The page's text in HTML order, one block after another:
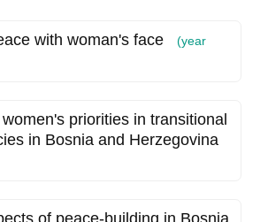
with woman's face
(year
priorities in transitional
in Bosnia and Herzegovina
of peace-building in Bosnia